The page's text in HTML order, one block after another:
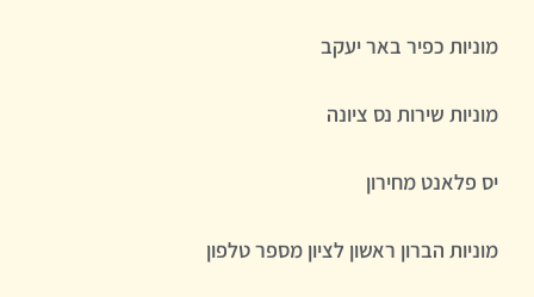
מוניות כפיר באר יעקב
מוניות שירות נס ציונה
יס פלאנט מחירון
מוניות הברון ראשון לציון מספר טלפון